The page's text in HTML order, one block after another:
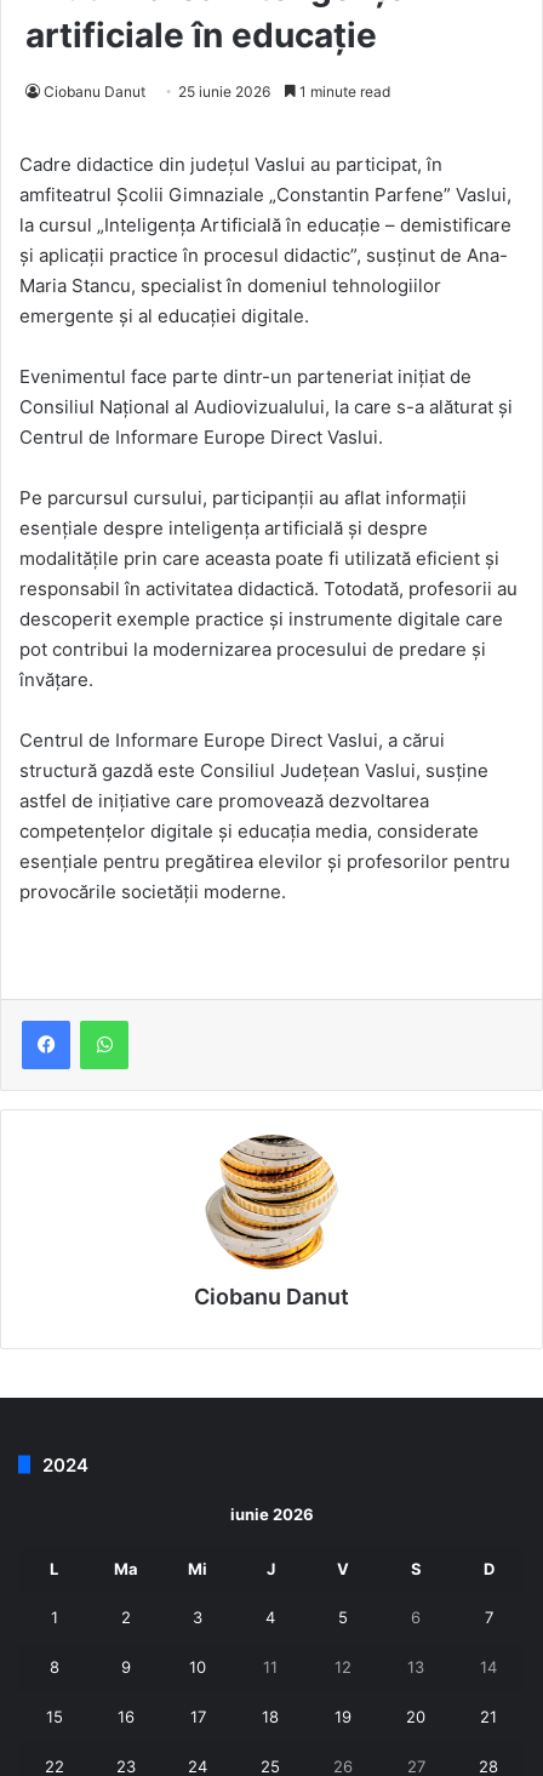
artificiale în educație
Ciobanu Danut 25 iunie 2026 1 minute read
Cadre didactice din județul Vaslui au participat, în
amfiteatrul Școlii Gimnaziale „Constantin Parfene” Vaslui,
la cursul „Inteligența Artificială în educație – demistificare
și aplicații practice în procesul didactic”, susținut de Ana-
Maria Stancu, specialist în domeniul tehnologiilor
emergente și al educației digitale.
Evenimentul face parte dintr-un parteneriat inițiat de
Consiliul Național al Audiovizualului, la care s-a alăturat și
Centrul de Informare Europe Direct Vaslui.
Pe parcursul cursului, participanții au aflat informații
esențiale despre inteligența artificială și despre
modalitățile prin care aceasta poate fi utilizată eficient și
responsabil în activitatea didactică. Totodată, profesorii au
descoperit exemple practice și instrumente digitale care
pot contribui la modernizarea procesului de predare și
învățare.
Centrul de Informare Europe Direct Vaslui, a cărui
structură gazdă este Consiliul Județean Vaslui, susține
astfel de inițiative care promovează dezvoltarea
competențelor digitale și educația media, considerate
esențiale pentru pregătirea elevilor și profesorilor pentru
provocările societății moderne.
Ciobanu Danut
2024
iunie 2026
L Ma Mi J V S D
1 2 3 4 5 6 7
8 9 10 11 12 13 14
15 16 17 18 19 20 21
22 23 24 25 26 27 28